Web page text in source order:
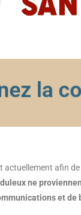
la
actuellement afin
ne
et de